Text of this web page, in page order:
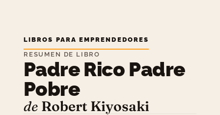
LIBROS PARA EMPRENDEDORES
RESUMEN DE LIBRO
Padre Rico Padre
Pobre
de Robert Kiyosaki